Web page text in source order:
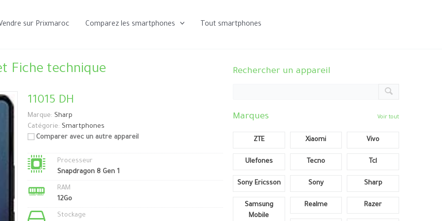
sur Prixmaroc Comparez les smartphones Tout smartphones
Fiche technique
11015 DH
Marque: Sharp
Catégorie: Smartphones
Comparer avec un autre appareil
Processeur
Snapdragon 8 Gen 1
RAM
12Go
Stockage
Rechercher un appareil
Marques Voir tout
ZTE Xiaomi Vivo
Ulefones Tecno Tcl
Sony Ericsson Sony Sharp
Samsung
Mobile
Realme Razer